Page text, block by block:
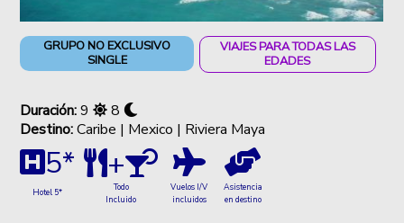
GRUPO NO EXCLUSIVO
SINGLE
VIAJES PARA TODAS LAS
EDADES
Duración:9
8
Destino:Caribe | Mexico | Riviera Maya
5*
Hotel 5*
+
Todo
Incluido
Vuelos I/V
incluidos
Asistencia
en destino